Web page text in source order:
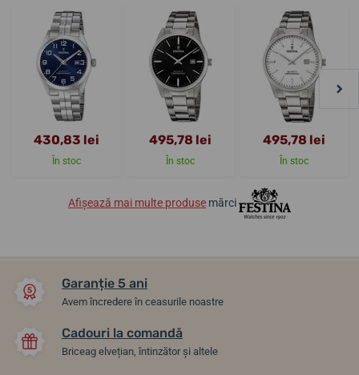
430,83 lei
În stoc
495,78 lei
În stoc
495,78 lei
În stoc
Afișează mai multe produse mărci
Garanție 5 ani
Avem încredere în ceasurile noastre
Cadouri la comandă
Briceag elvețian, întinzător și altele